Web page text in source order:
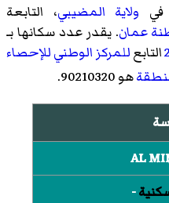
ولاية المضيبي، التابعة
عمان. يقدر عدد سكانها بـ
التابعللمركز الوطني للإحصاء
هو 90210320.
AL
-